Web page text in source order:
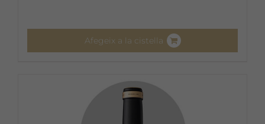
Afegeix a la cistella